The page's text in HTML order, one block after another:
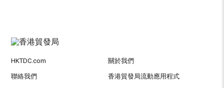
HKTDC.com 關於我們
聯絡我們 香港貿發局流動應用程式